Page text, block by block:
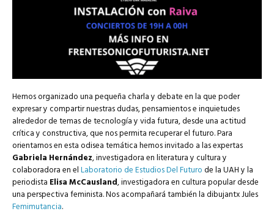
Hemos organizado una pequeña charla y debate en la que poder
expresar y compartir nuestras dudas, pensamientos e inquietudes
alrededor de temas de tecnología y vida futura, desde una actitud
crítica y constructiva, que nos permita recuperar el futuro. Para
orientarnos en esta odisea temática hemos invitado a las expertas
Gabriela Hernández, investigadora en literatura y cultura y
colaboradora en elLaboratorio de Estudios Del Futurode la UAH y la
periodista Elisa McCausland, investigadora en cultura popular desde
una perspectiva feminista. Nos acompañará también la dibujantx Jules
Femimutancia.